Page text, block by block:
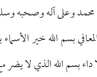
وعلى آله وصحبه
بسم الله خير
بسم الله الذي لا